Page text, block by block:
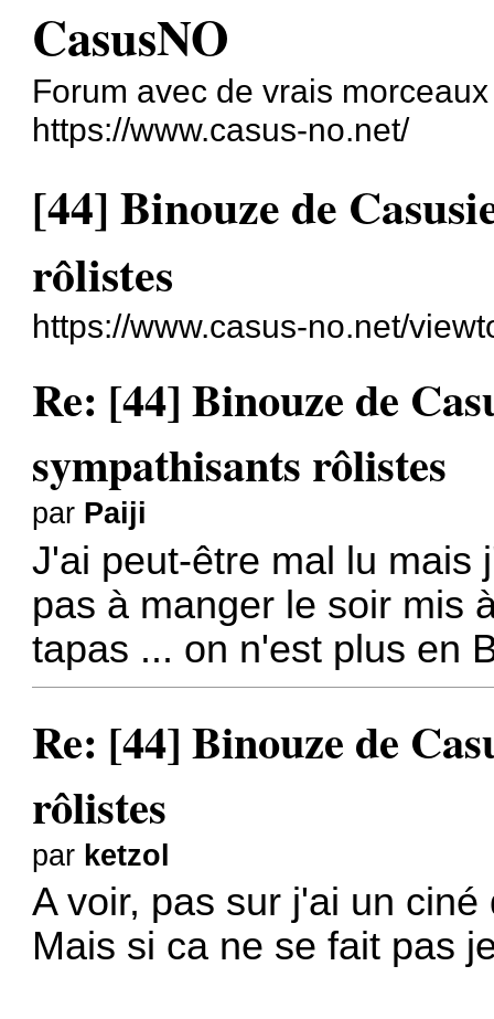
CasusNO
Forum avec de vrais
https://www.casus-no.net/
[44] Binouze de
rôlistes
https://www.casus-no.net/
Re: [44] Binouze de
sympathisants rôlistes
par Paiji
J'ai peut-être mal lu mais
pas à manger le soir mis
tapas ... on n'est plus en
Re: [44] Binouze de
rôlistes
par ketzol
A voir, pas sur j'ai un
Mais si ca ne se fait pas